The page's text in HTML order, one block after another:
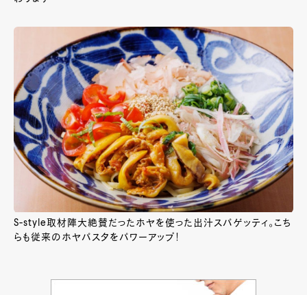
S-style取材陣大絶賛だったホヤを使った出汁スパゲッティ。こち
らも従来のホヤパスタをパワーアップ！